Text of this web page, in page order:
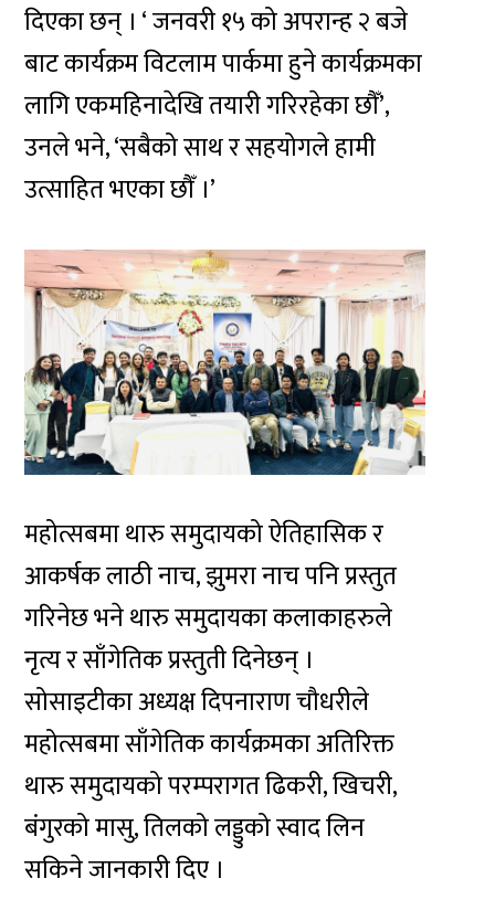
दिएका छन् । ‘ जनवरी १५ को अपरान्ह २ बजे
बाट कार्यक्रम विटलाम पार्कमा हुने कार्यक्रमका
लागि एकमहिनादेखि तयारी गरिरहेका छौँ’,
उनले भने, ‘सबैको साथ र सहयोगले हामी
उत्साहित भएका छौँ ।’
महोत्सबमा थारु समुदायको ऐतिहासिक र
आकर्षक लाठी नाच, झुमरा नाच पनि प्रस्तुत
गरिनेछ भने थारु समुदायका कलाकाहरुले
नृत्य र साँगेतिक प्रस्तुती दिनेछन् ।
सोसाइटीका अध्यक्ष दिपनाराण चौधरीले
महोत्सबमा साँगेतिक कार्यक्रमका अतिरिक्त
थारु समुदायको परम्परागत ढिकरी, खिचरी,
बंगुरको मासु, तिलको लड्डुको स्वाद लिन
सकिने जानकारी दिए ।